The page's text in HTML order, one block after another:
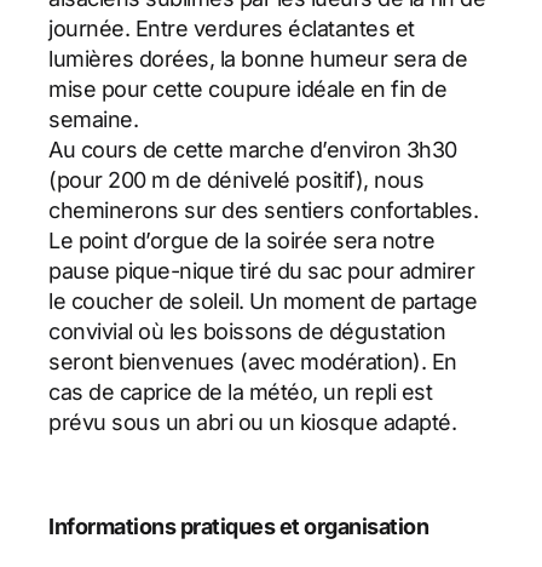
journée. Entre verdures éclatantes et
lumières dorées, la bonne humeur sera de
mise pour cette coupure idéale en fin de
semaine.
Au cours de cette marche d’environ 3h30
(pour 200 m de dénivelé positif), nous
cheminerons sur des sentiers confortables.
Le point d’orgue de la soirée sera notre
pause pique-nique tiré du sac pour admirer
le coucher de soleil. Un moment de partage
convivial où les boissons de dégustation
seront bienvenues (avec modération). En
cas de caprice de la météo, un repli est
prévu sous un abri ou un kiosque adapté.
Informations pratiques et organisation